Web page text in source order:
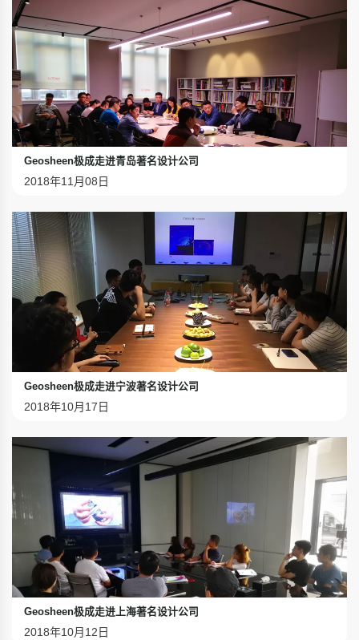
Geosheen极成走进青岛著名设计公司
2018年11月08日
Geosheen极成走进宁波著名设计公司
2018年10月17日
Geosheen极成走进上海著名设计公司
2018年10月12日